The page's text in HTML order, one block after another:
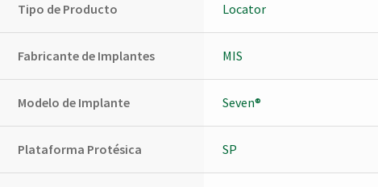
Tipo de Producto Locator
Fabricante de Implantes MIS
Modelo de Implante Seven®
Plataforma Protésica SP